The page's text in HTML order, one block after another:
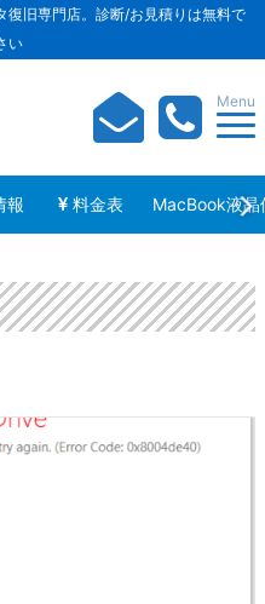
復旧専門店。診断/お見積りは無料で
い
Menu
報 料金表 MacBook液晶